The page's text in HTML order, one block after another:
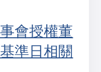
會授權董
準日相關